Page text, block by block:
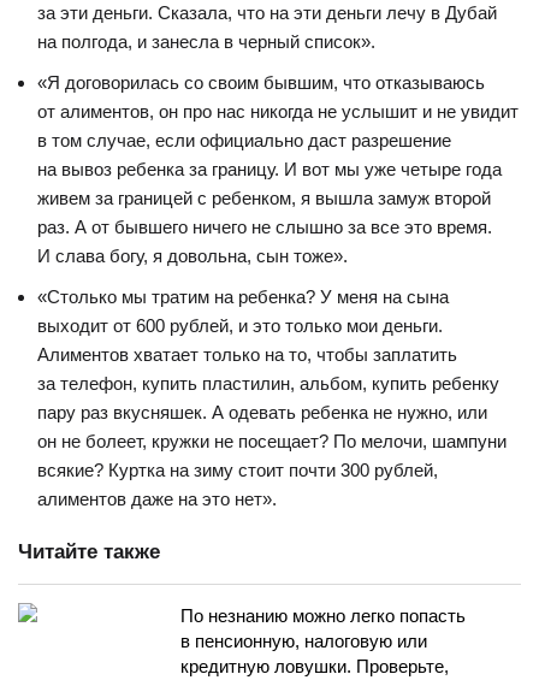
за эти деньги. Сказала, что на эти деньги лечу в Дубай
на полгода, и занесла в черный список».
«Я договорилась со своим бывшим, что отказываюсь
от алиментов, он про нас никогда не услышит и не увидит
в том случае, если официально даст разрешение
на вывоз ребенка за границу. И вот мы уже четыре года
живем за границей с ребенком, я вышла замуж второй
раз. А от бывшего ничего не слышно за все это время.
И слава богу, я довольна, сын тоже».
«Столько мы тратим на ребенка? У меня на сына
выходит от 600 рублей, и это только мои деньги.
Алиментов хватает только на то, чтобы заплатить
за телефон, купить пластилин, альбом, купить ребенку
пару раз вкусняшек. А одевать ребенка не нужно, или
он не болеет, кружки не посещает? По мелочи, шампуни
всякие? Куртка на зиму стоит почти 300 рублей,
алиментов даже на это нет».
Читайте также
По незнанию можно легко попасть
в пенсионную, налоговую или
кредитную ловушки. Проверьте,